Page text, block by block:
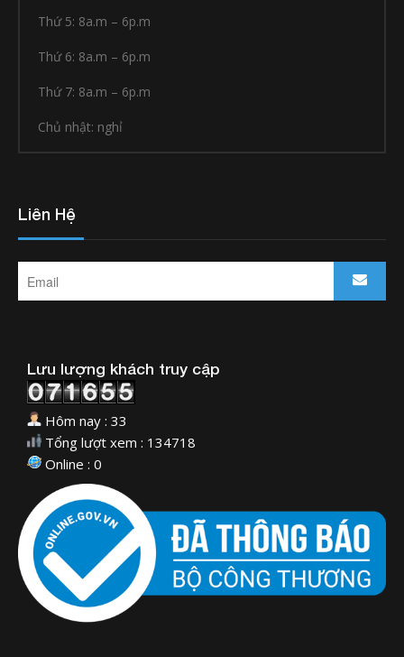
Thứ 5: 8a.m – 6p.m
Thứ 6: 8a.m – 6p.m
Thứ 7: 8a.m – 6p.m
Chủ nhật: nghỉ
Liên Hệ
Lưu lượng khách truy cập
Hôm nay : 33
Tổng lượt xem : 134718
Online : 0